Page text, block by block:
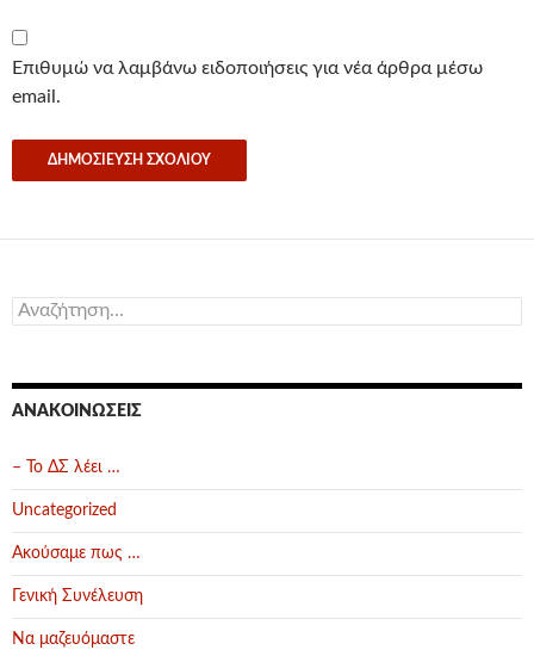
Επιθυμώ να λαμβάνω ειδοποιήσεις για νέα άρθρα μέσω
email.
Αναζήτηση
για:
ΑΝΑΚΟΙΝΏΣΕΙΣ
– Το ΔΣ λέει …
Uncategorized
Ακούσαμε πως …
Γενική Συνέλευση
Να μαζευόμαστε